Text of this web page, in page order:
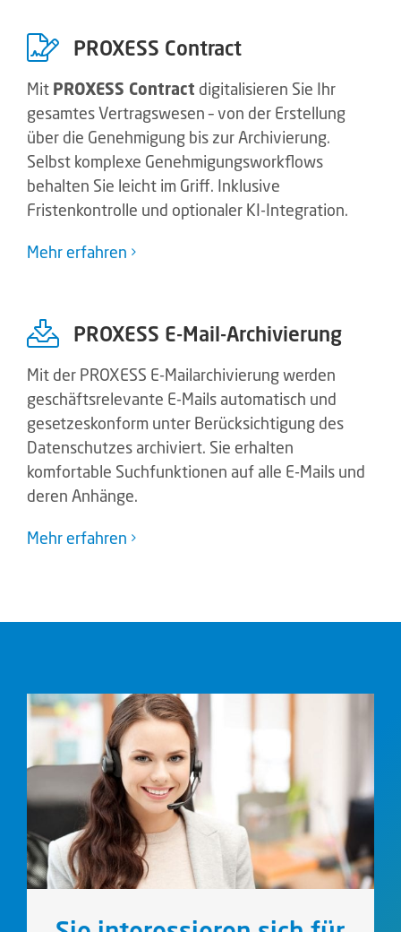
PROXESS Contract
Mit PROXESS Contract digitalisieren Sie Ihr
gesamtes Vertragswesen – von der Erstellung
über die Genehmigung bis zur Archivierung.
Selbst komplexe Genehmigungsworkflows
behalten Sie leicht im Griff. Inklusive
Fristenkontrolle und optionaler KI-Integration.
Mehr erfahren
PROXESS E-Mail-Archivierung
Mit der PROXESS E-Mailarchivierung werden
geschäftsrelevante E-Mails automatisch und
gesetzeskonform unter Berücksichtigung des
Datenschutzes archiviert. Sie erhalten
komfortable Suchfunktionen auf alle E-Mails und
deren Anhänge.
Mehr erfahren